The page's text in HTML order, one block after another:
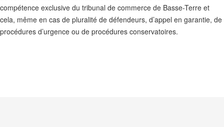
compétence exclusive du tribunal de commerce de Basse-Terre et
cela, même en cas de pluralité de défendeurs, d’appel en garantie, de
procédures d’urgence ou de procédures conservatoires.